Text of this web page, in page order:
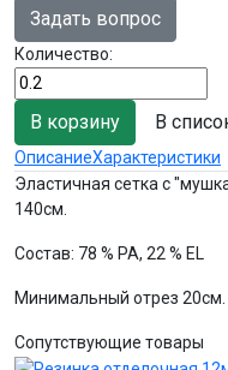
Задать вопрос
Количество:
В
ОписаниеХарактеристики
Эластичная сетка с
140см.
Состав: 78 % PA, 22 % EL
Минимальный отрез 20см.
Сопутствующие товары